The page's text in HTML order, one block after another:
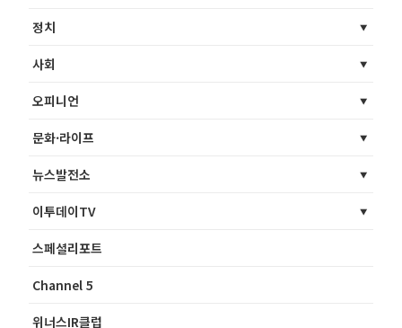
정치
사회
오피니언
문화·라이프
뉴스발전소
이투데이TV
스페셜리포트
Channel 5
위너스IR클럽